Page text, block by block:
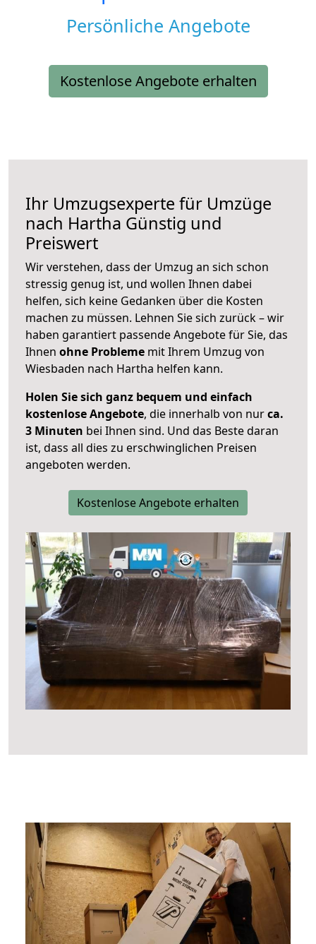
Persönliche Angebote
Kostenlose Angebote erhalten
Ihr Umzugsexperte für Umzüge
nach Hartha Günstig und
Preiswert
Wir verstehen, dass der Umzug an sich schon
stressig genug ist, und wollen Ihnen dabei
helfen, sich keine Gedanken über die Kosten
machen zu müssen. Lehnen Sie sich zurück – wir
haben garantiert passende Angebote für Sie, das
Ihnen ohne Probleme mit Ihrem Umzug von
Wiesbaden nach Hartha helfen kann.
Holen Sie sich ganz bequem und einfach
kostenlose Angebote, die innerhalb von nurca.
3 Minuten bei Ihnen sind. Und das Beste daran
ist, dass all dies zu erschwinglichen Preisen
angeboten werden.
Kostenlose Angebote erhalten